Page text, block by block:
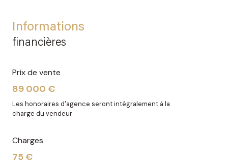
Informations
financières
Prix de vente
89 000 €
Les honoraires d'agence seront intégralement à la
charge du vendeur
Charges
75 €